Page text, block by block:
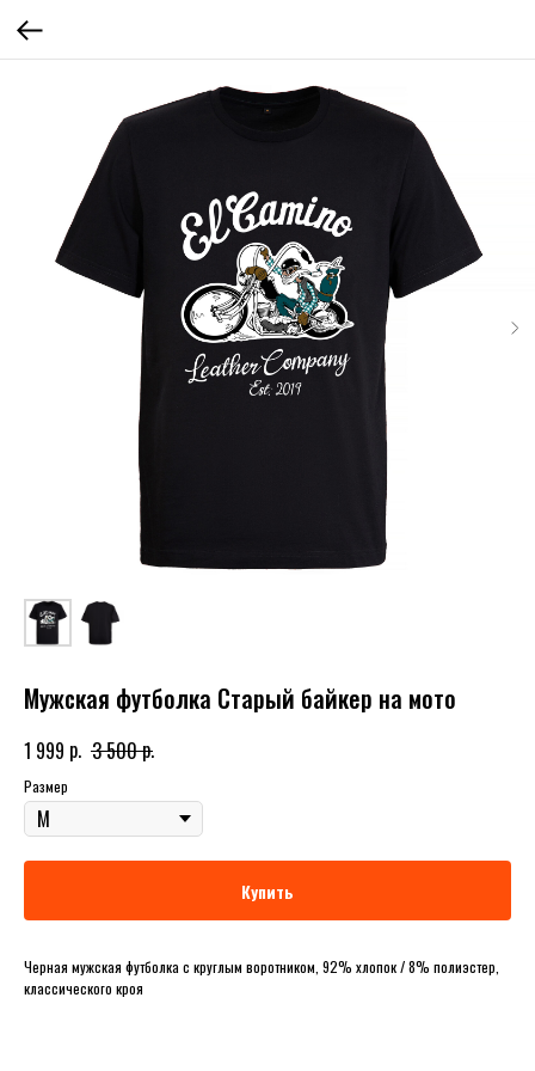
Мужская футболка Старый байкер на мото
1 999 р. 3 500р.
Размер
Купить
Черная мужская футболка с круглым воротником, 92% хлопок / 8% полиэстер,
классического кроя